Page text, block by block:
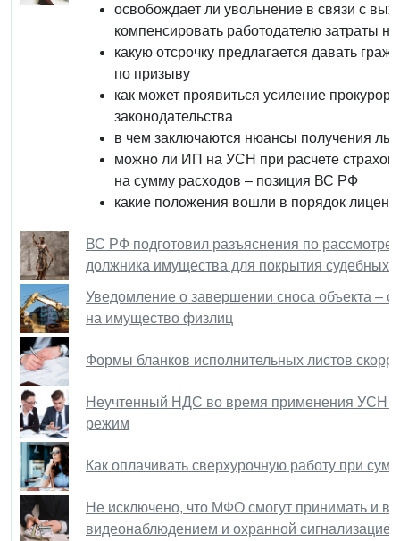
освобождает ли увольнение в связи с
компенсировать работодателю затраты
какую отсрочку предлагается давать
по призыву
как может проявиться усиление
законодательства
в чем заключаются нюансы получения
можно ли ИП на УСН при расчете
на сумму расходов – позиция ВС РФ
какие положения вошли в порядок
ВС РФ подготовил разъяснения по
должника имущества для покрытия судебных
Уведомление о завершении сноса объекта –
на имущество физлиц
Формы бланков исполнительных листов
Неучтенный НДС во время применения УСН
режим
Как оплачивать сверхурочную работу при
Не исключено, что МФО смогут принимать и
видеонаблюдением и охранной сигнализацией